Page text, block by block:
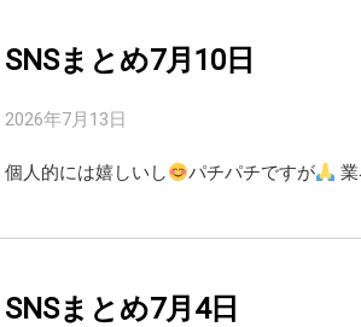
SNSまとめ7月10日
2026年7月13日
個人的には嬉しいし パチパチですが
SNSまとめ7月4日